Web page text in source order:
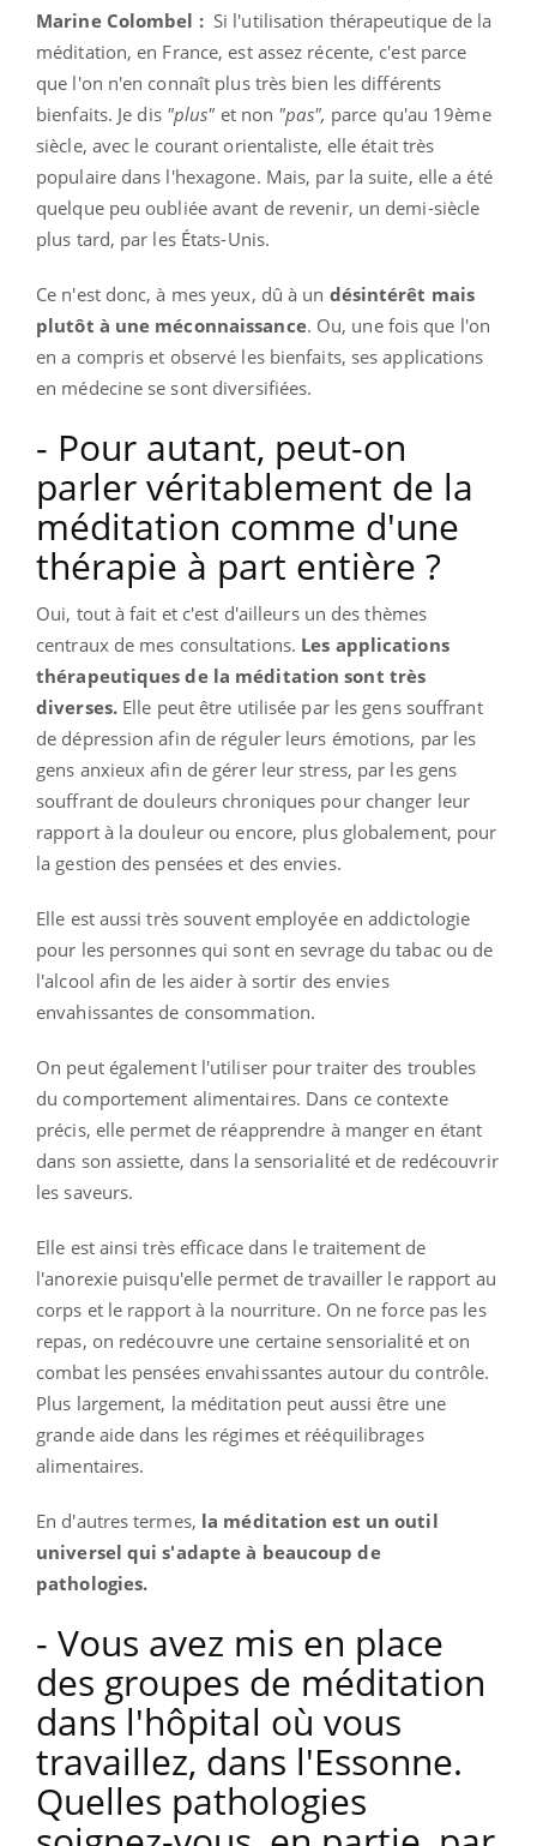
Marine Colombel : Si l'utilisation thérapeutique de la
méditation, en France, est assez récente, c'est parce
que l'on n'en connaît plus très bien les différents
bienfaits. Je dis "plus" et non "pas", parce qu'au 19ème
siècle, avec le courant orientaliste, elle était très
populaire dans l'hexagone. Mais, par la suite, elle a été
quelque peu oubliée avant de revenir, un demi-siècle
plus tard, par les États-Unis.
Ce n'est donc, à mes yeux, dû à un désintérêt mais
plutôt à une méconnaissance. Ou, une fois que l'on
en a compris et observé les bienfaits, ses applications
en médecine se sont diversifiées.
- Pour autant, peut-on
parler véritablement de la
méditation comme d'une
thérapie à part entière ?
Oui, tout à fait et c'est d'ailleurs un des thèmes
centraux de mes consultations. Les applications
thérapeutiques de la méditation sont très
diverses. Elle peut être utilisée par les gens souffrant
de dépression afin de réguler leurs émotions, par les
gens anxieux afin de gérer leur stress, par les gens
souffrant de douleurs chroniques pour changer leur
rapport à la douleur ou encore, plus globalement, pour
la gestion des pensées et des envies.
Elle est aussi très souvent employée en addictologie
pour les personnes qui sont en sevrage du tabac ou de
l'alcool afin de les aider à sortir des envies
envahissantes de consommation.
On peut également l'utiliser pour traiter des troubles
du comportement alimentaires. Dans ce contexte
précis, elle permet de réapprendre à manger en étant
dans son assiette, dans la sensorialité et de redécouvrir
les saveurs.
Elle est ainsi très efficace dans le traitement de
l'anorexie puisqu'elle permet de travailler le rapport au
corps et le rapport à la nourriture. On ne force pas les
repas, on redécouvre une certaine sensorialité et on
combat les pensées envahissantes autour du contrôle.
Plus largement, la méditation peut aussi être une
grande aide dans les régimes et rééquilibrages
alimentaires.
En d'autres termes, la méditation est un outil
universel qui s'adapte à beaucoup de
pathologies.
- Vous avez mis en place
des groupes de méditation
dans l'hôpital où vous
travaillez, dans l'Essonne.
Quelles pathologies